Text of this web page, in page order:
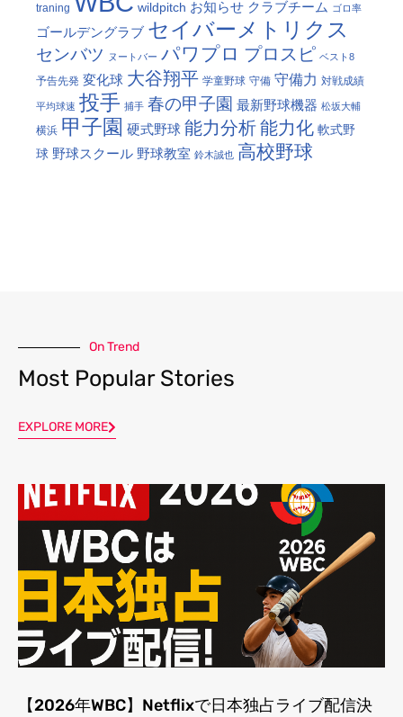
traning wildpitch お知らせ クラブチーム ゴロ率
ゴールデングラブ セイバーメトリクス
センバツ ヌートバー パワプロ プロスピ ベスト8
予告先発 変化球 大谷翔平 学童野球 守備 守備力 対戦成績
平均球速 投手 捕手 春の甲子園 最新野球機器 松坂大輔
横浜 甲子園 硬式野球 能力分析能力化 軟式野
球 野球スクール 野球教室 鈴木誠也 高校野球
On Trend
Most Popular Stories
EXPLORE MORE
【2026年WBC】Netflixで日本独占ライブ配信決